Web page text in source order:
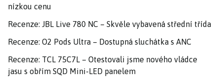
nízkou cenu
Recenze: JBL Live 780 NC – Skvěle vybavená střední třída
Recenze: O2 Pods Ultra – Dostupná sluchátka s ANC
Recenze: TCL 75C7L – Otestovali jsme nového vládce
jasu s obřím SQD Mini-LED panelem